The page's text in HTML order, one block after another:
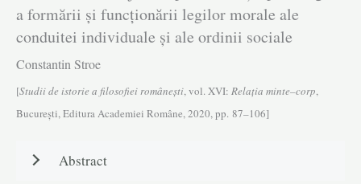
a formării și funcționării legilor morale ale
conduitei individuale și ale ordinii sociale
Constantin Stroe
[Studii de istorie a filosofiei româneşti, vol. XVI: Relația minte–corp,
Bucureşti, Editura Academiei Române, 2020, pp. 87–106]
Abstract